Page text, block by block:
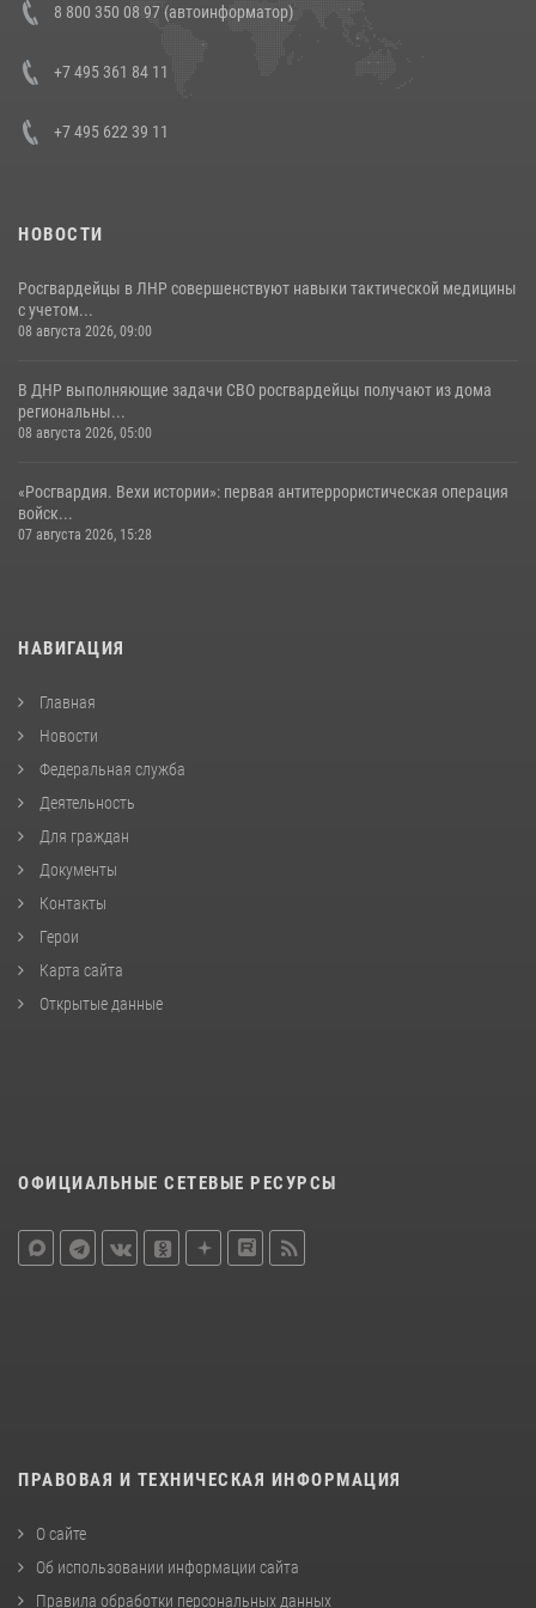
генерала армии Виктора Золотова с заместителем полномочного
представителя Президента Российской Федерации в Северо-
Кавказском федеральном округе Виталием Кузнецовым
8 800 350 08 97 (автоинформатор)
+7 495 361 84 11
+7 495 622 39 11
НОВОСТИ
Росгвардейцы в ЛНР совершенствуют навыки тактической медицины
с учетом...
08 августа 2026, 09:00
В ДНР выполняющие задачи СВО росгвардейцы получают из дома
региональны...
08 августа 2026, 05:00
«Росгвардия. Вехи истории»: первая антитеррористическая операция
войск...
07 августа 2026, 15:28
НАВИГАЦИЯ
Главная
Новости
Федеральная служба
Деятельность
Для граждан
Документы
Контакты
Герои
Карта сайта
Открытые данные
ОФИЦИАЛЬНЫЕ СЕТЕВЫЕ РЕСУРСЫ
ПРАВОВАЯ И ТЕХНИЧЕСКАЯ ИНФОРМАЦИЯ
О сайте
Об использовании информации сайта
Правила обработки персональных данных